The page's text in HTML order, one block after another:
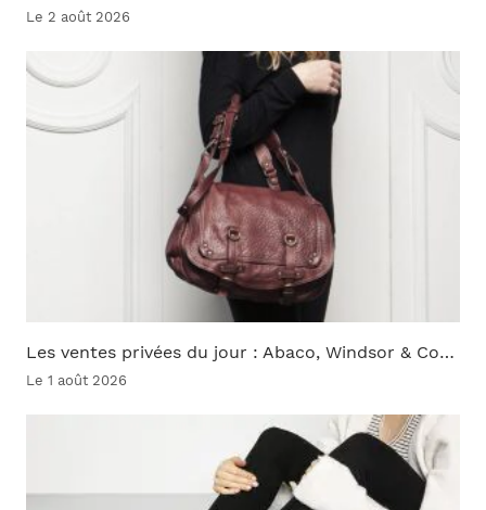
Le 2 août 2026
Les ventes privées du jour : Abaco, Windsor & Co…
Le 1 août 2026